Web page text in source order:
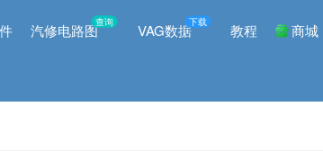
汽修电路图查询 VAG数据下载 教程 商城